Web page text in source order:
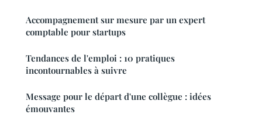
Accompagnement sur mesure par un expert
comptable pour startups
Tendances de l'emploi : 10 pratiques
incontournables à suivre
Message pour le départ d'une collègue : idées
émouvantes